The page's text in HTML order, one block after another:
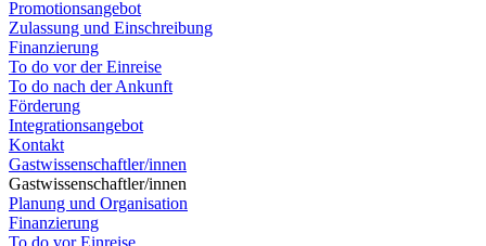
Promotionsangebot
Zulassung und Einschreibung
Finanzierung
To do vor der Einreise
To do nach der Ankunft
Förderung
Integrationsangebot
Kontakt
Gastwissenschaftler/innen
Gastwissenschaftler/innen
Planung und Organisation
Finanzierung
To do vor Einreise